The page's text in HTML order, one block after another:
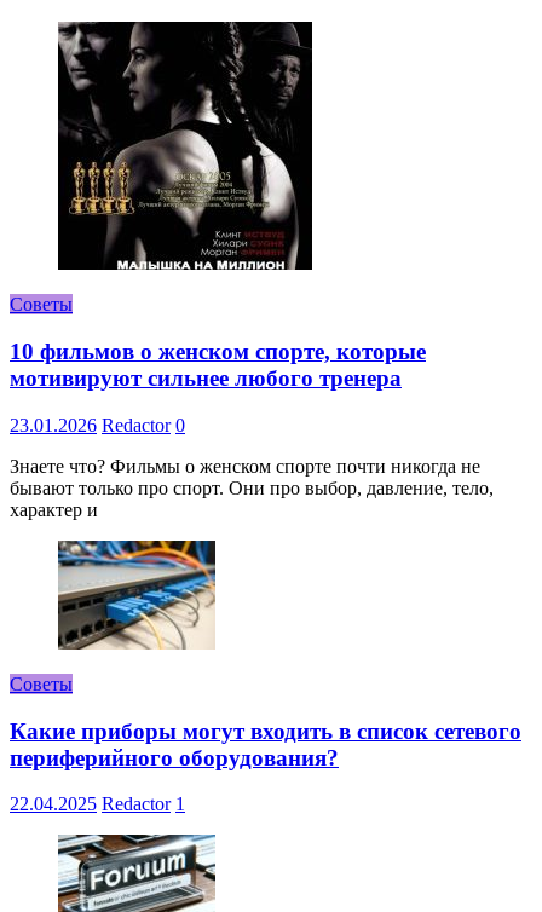
Советы
10 фильмов о женском спорте, которые
мотивируют сильнее любого тренера
23.01.2026 Redactor 0
Знаете что? Фильмы о женском спорте почти никогда не
бывают только про спорт. Они про выбор, давление, тело,
характер и
Советы
Какие приборы могут входить в список сетевого
периферийного оборудования?
22.04.2025 Redactor 1